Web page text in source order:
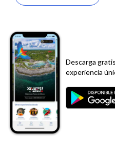
Descarga
experiencia